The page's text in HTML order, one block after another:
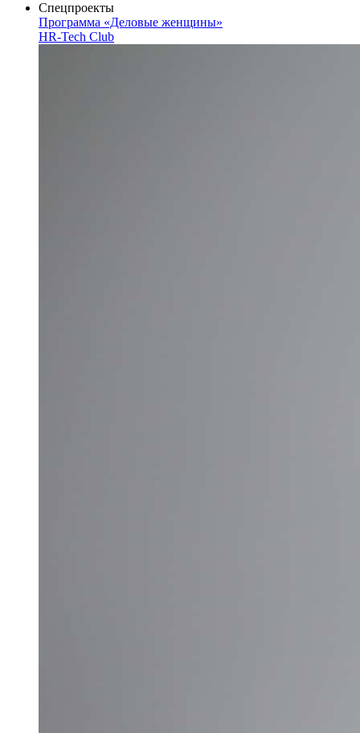
Спецпроекты
Программа «Деловые женщины»
HR-Tech Club